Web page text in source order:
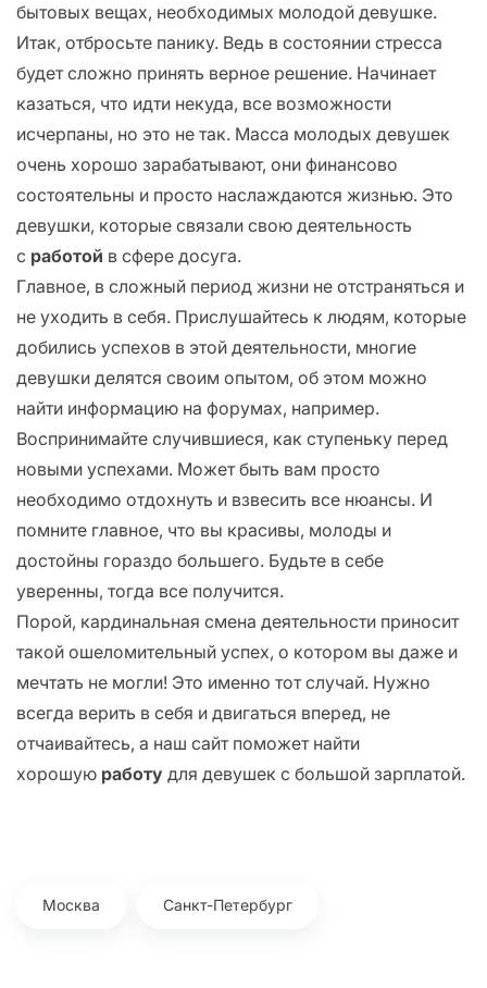
бытовых вещах, необходимых молодой девушке.
Итак, отбросьте панику. Ведь в состоянии стресса
будет сложно принять верное решение. Начинает
казаться, что идти некуда, все возможности
исчерпаны, но это не так. Масса молодых девушек
очень хорошо зарабатывают, они финансово
состоятельны и просто наслаждаются жизнью. Это
девушки, которые связали свою деятельность
с работой в сфере досуга.
Главное, в сложный период жизни не отстраняться и
не уходить в себя. Прислушайтесь к людям, которые
добились успехов в этой деятельности, многие
девушки делятся своим опытом, об этом можно
найти информацию на форумах, например.
Воспринимайте случившиеся, как ступеньку перед
новыми успехами. Может быть вам просто
необходимо отдохнуть и взвесить все нюансы. И
помните главное, что вы красивы, молоды и
достойны гораздо большего. Будьте в себе
уверенны, тогда все получится.
Порой, кардинальная смена деятельности приносит
такой ошеломительный успех, о котором вы даже и
мечтать не могли! Это именно тот случай. Нужно
всегда верить в себя и двигаться вперед, не
отчаивайтесь, а наш сайт поможет найти
хорошую работу для девушек с большой зарплатой.
Москва Санкт-Петербург